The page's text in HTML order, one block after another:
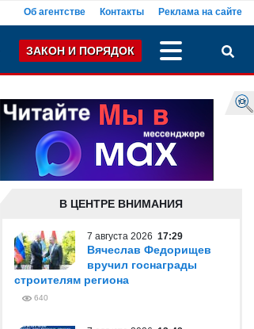
Об агентстве Контакты Реклама на сайте
ЗАКОН И ПОРЯДОК
В ЦЕНТРЕ ВНИМАНИЯ
7 августа 2026 17:29
Вячеслав Федорищев
вручил госнаграды
строителям региона
640